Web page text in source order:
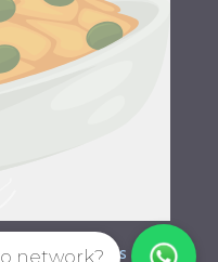
policyTerms
network?